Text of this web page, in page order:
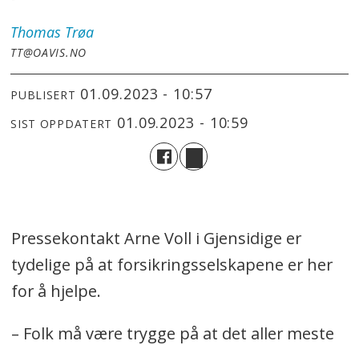
Thomas Trøa
TT@OAVIS.NO
PUBLISERT 01.09.2023 - 10:57
SIST OPPDATERT 01.09.2023 - 10:59
Pressekontakt Arne Voll i Gjensidige er
tydelige på at forsikringsselskapene er her
for å hjelpe.
– Folk må være trygge på at det aller meste